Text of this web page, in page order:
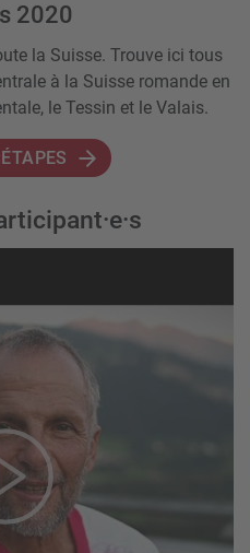
2020
la Suisse. Trouve ici tous
à la Suisse romande en
le Tessin et le Valais.